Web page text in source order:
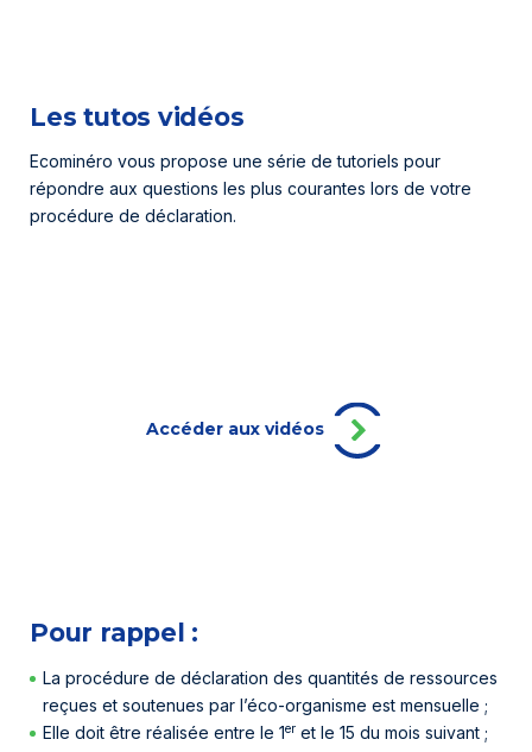
Les tutos vidéos
Ecominéro vous propose une série de tutoriels pour
répondre aux questions les plus courantes lors de votre
procédure de déclaration.
Accéder aux vidéos
Pour rappel :
La procédure de déclaration des quantités de ressources
reçues et soutenues par l’éco-organisme est mensuelle ;
Elle doit être réalisée entre le 1er et le 15 du mois suivant ;